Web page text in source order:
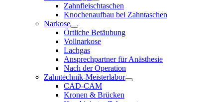
Zahnfleischtaschen
Knochenaufbau bei Zahntaschen
Narkose
Örtliche Betäubung
Vollnarkose
Lachgas
Ansprechpartner für Anästhesie
Nach der Operation
Zahntechnik-Meisterlabor
CAD-CAM
Kronen & Brücken